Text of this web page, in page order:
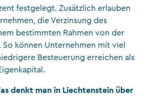
festgelegt. Zusätzlich erlauben
die Verzinsung des
bestimmten Rahmen von der
So können Unternehmen mit viel
Besteuerung erreichen als
denkt man in Liechtenstein über